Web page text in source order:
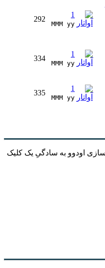
1
MMM yy
292
1
MMM yy
334
1
MMM yy
335
اودوو به سادگیِ یک کلیک